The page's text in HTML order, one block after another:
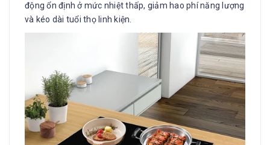
động ổn định ở mức nhiệt thấp, giảm hao phí năng lượng
và kéo dài tuổi thọ linh kiện.